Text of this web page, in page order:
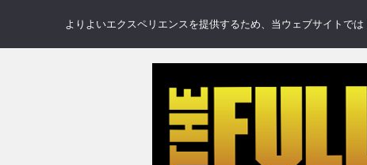
NEWS REVIEWS
よりよいエクスペリエンスを提供するため、当ウェブサイトで